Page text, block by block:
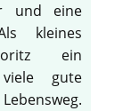
und eine
kleines
ein
viele gute